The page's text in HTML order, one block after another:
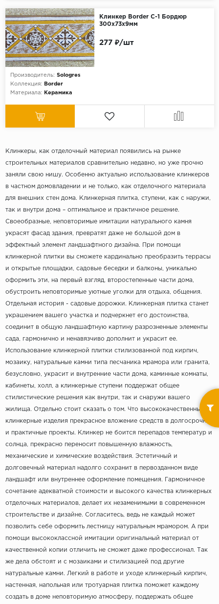
Клинкер Border C-1 Бордюр
300х73х9мм
Производитель: Sologres
Коллекция:
Border
Материала:
Керамика
277 ₽/шт
Клинкеры, как отделочный материал появились на рынке
строительных материалов сравнительно недавно, но уже прочно
заняли свою нишу. Особенно актуально использование клинкеров
в частном домовладении и не только, как отделочного материала
для внешних стен дома. Клинкерная плитка, ступени, как с наружи,
так и внутри дома – оптимальное и практичное решение.
Своеобразные, неповторимые имитации натурального камня
украсят фасад здания, превратят даже не большой дом в
эффектный элемент ландшафтного дизайна. При помощи
клинкерной плитки вы сможете кардинально преобразить террасы
и открытые площадки, садовые беседки и балконы, уникально
оформить эти, на первый взгляд, второстепенные части дома,
обустроить неповторимые уютные уголки для отдыха, общения.
Отдельная история - садовые дорожки. Клинкерная плитка станет
украшением вашего участка и подчеркнет его достоинства,
соединит в общую ландшафтную картину разрозненные элементы
сада, гармонично и ненавязчиво дополнит и украсит ее.
Использование клинкерной плитки стилизованной под кирпич,
мозаику, натуральные камни типа песчаника мрамора или гранита,
безусловно, украсит и внутренние части дома, каминные комнаты,
кабинеты, холл, а клинкерные ступени поддержат общее
стилистические решения как внутри, так и снаружи вашего
жилища. Отдельно стоит сказать о том. Что высококачественные
клинкерные изделия прекрасное вложение средств в долгосрочные
и практичные проекты. Клинкер не боится перепадов температур и
солнца, прекрасно переносит повышенную влажность,
механические и химические воздействия. Эстетичный и
долговечный материал надолго сохранит в первозданном виде
ландшафт или внутреннее оформление помещения. Гармоничное
сочетание адекватной стоимости и высокого качества клинкерных
отделочных материалов, делает их незаменимыми в современном
строительстве и дизайне. Согласитесь, ведь не каждый может
позволить себе оформить лестницу натуральным мрамором. А при
помощи высококлассной имитации оригинальный материал от
качественной копии отличить не сможет даже профессионал. Так
же дела обстоят и с мозаиками и стилизацией под другие
натуральные камни. Легкий в работе и уходе клинкерный кирпич,
настенная, напольная или тротуарная плитка поможет каждому
создать в доме неповторимую атмосферу, поддержать общее